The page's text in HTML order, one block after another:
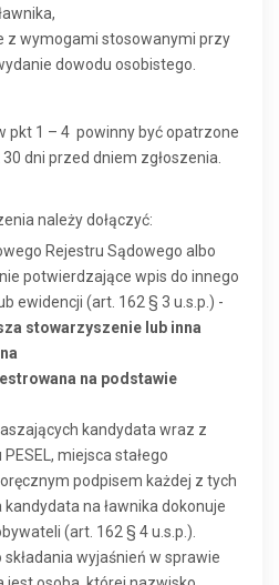
z wymogami stosowanymi przy
dowodu osobistego.
pkt 1 – 4 powinny być opatrzone
dni przed dniem zgłoszenia.
należy dołączyć:
Rejestru Sądowego albo
potwierdzające wpis do innego
ewidencji (art. 162 § 3 u.s.p.) -
stowarzyszenie lub inna
na podstawie
kandydata wraz z
miejsca stałego
podpisem każdej z tych
kandydata na ławnika dokonuje
(art. 162 § 4 u.s.p.).
wyjaśnień w sprawie